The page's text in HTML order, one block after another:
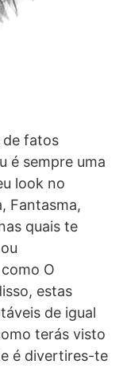
de fatos
é sempre uma
look no
Fantasma,
quais te
O
estas
de igual
terás visto
é divertires-te